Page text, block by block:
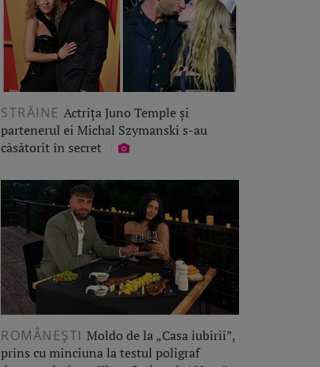
STRĂINE Actrița Juno Temple și
partenerul ei Michal Szymanski s-au
căsătorit în secret
ROMÂNEŞTI Moldo de la „Casa iubirii”,
prins cu minciuna la testul poligraf